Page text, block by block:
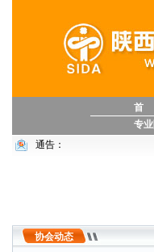
首
专
通告：
协会动态